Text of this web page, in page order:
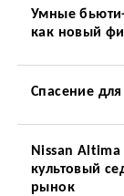
Умные
как новый
Спасение
Nissan Altima
культовый
рынок